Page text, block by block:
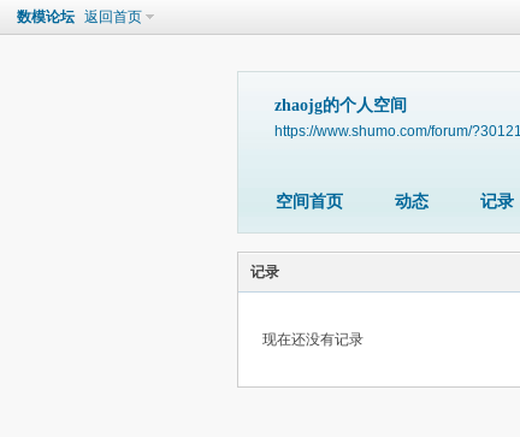
数模论坛 返回首页
zhaojg的个人空间
https://www.shumo.com/forum/?30121
空间首页 动态 记录
记录
现在还没有记录